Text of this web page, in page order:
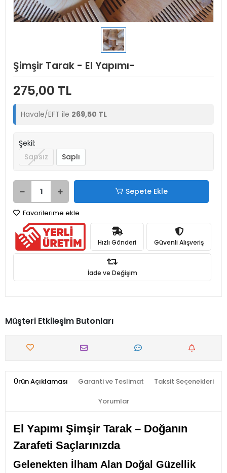
Şimşir Tarak - El Yapımı-
275,00 TL
Havale/EFT ile 269,50 TL
Şekil:
Sapsız
Saplı
Sepete Ekle
Favorilerime ekle
Hızlı Gönderi Güvenli Alışveriş
İade ve Değişim
Müşteri Etkileşim Butonları
Ürün Açıklaması Garanti ve Teslimat Taksit Seçenekleri
Yorumlar
El Yapımı Şimşir Tarak – Doğanın
Zarafeti Saçlarınızda
Gelenekten İlham Alan Doğal Güzellik